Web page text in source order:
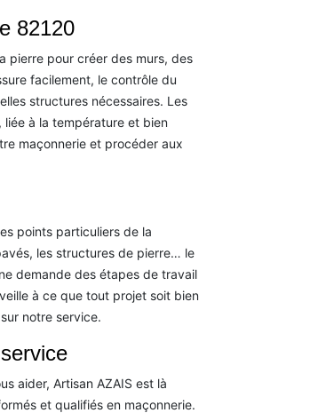
82120
pierre pour créer des murs, des
facilement, le contrôle du
structures nécessaires. Les
à la température et bien
maçonnerie et procéder aux
points particuliers de la
les structures de pierre… le
demande des étapes de travail
à ce que tout projet soit bien
notre service.
aider, Artisan AZAIS est là
et qualifiés en maçonnerie.